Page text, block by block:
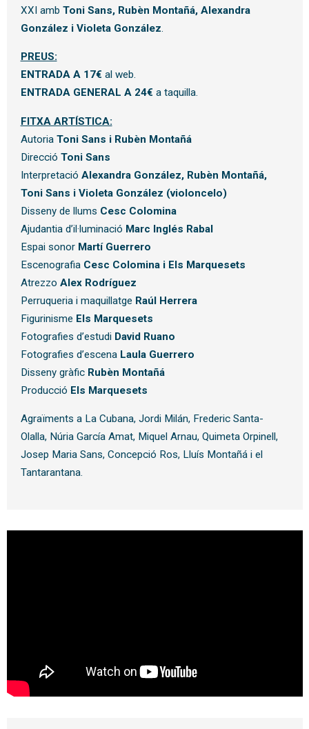
XXI amb Toni Sans, Rubèn Montañá, Alexandra
González i Violeta González.
PREUS:
ENTRADA A 17€ al web.
ENTRADA GENERAL A 24€ a taquilla.
FITXA ARTÍSTICA:
Autoria Toni Sans i Rubèn Montañá
Direcció Toni Sans
Interpretació Alexandra González, Rubèn Montañá,
Toni Sans i Violeta González (violoncelo)
Disseny de llums Cesc Colomina
Ajudantia d’il·luminació Marc Inglés Rabal
Espai sonor Martí Guerrero
Escenografia Cesc Colomina i Els Marquesets
Atrezzo Alex Rodríguez
Perruqueria i maquillatge Raúl Herrera
Figurinisme Els Marquesets
Fotografies d’estudi David Ruano
Fotografies d’escenaLaula Guerrero
Disseny gràfic Rubèn Montañá
Producció Els Marquesets
Agraïments a La Cubana, Jordi Milán, Frederic Santa-
Olalla, Núria García Amat, Miquel Arnau, Quimeta Orpinell,
Josep Maria Sans, Concepció Ros, Lluís Montañá i el
Tantarantana.